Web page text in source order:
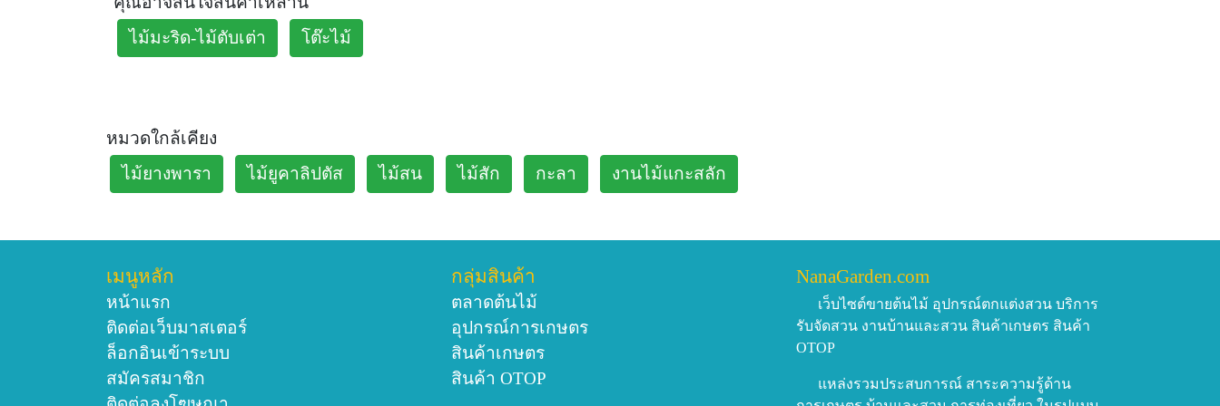
ไม้มะริด-ไม้ตับเต่า
โต๊ะไม้
หมวดใกล้เคียง
ไม้ยางพารา
ไม้ยูคาลิปตัส ไม้สน ไม้สัก กะลา งานไม้แกะสลัก
เมนูหลัก
หน้าแรก
ติดต่อเว็บมาสเตอร์
ล็อกอินเข้าระบบ
สมัครสมาชิก
กลุ่มสินค้า
ตลาดต้นไม้
อุปกรณ์การเกษตร
สินค้าเกษตร
สินค้า OTOP
NanaGarden.com
เว็บไซต์ขายต้นไม้ อุปกรณ์ตกแต่งสวน บริการ
รับจัดสวน งานบ้านและสวน สินค้าเกษตร สินค้า
OTOP
แหล่งรวมประสบการณ์ สาระความรู้ด้าน